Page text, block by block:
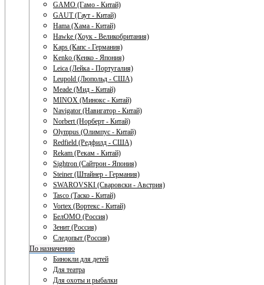
GAMO (Гамо - Китай)
GAUT (Гаут - Китай)
Hama (Хама - Китай)
Hawke (Хоук - Великобритания)
Kaps (Капс - Германия)
Kenko (Кенко - Япония)
Leica (Лейка - Португалия)
Leupold (Люпольд - США)
Meade (Мид - Китай)
MINOX (Минокс - Китай)
Navigator (Навигатор - Китай)
Norbert (Норберт - Китай)
Olympus (Олимпус - Китай)
Redfield (Редфилд - США)
Rekam (Рекам - Китай)
Sightron (Сайтрон - Япония)
Steiner (Штайнер - Германия)
SWAROVSKI (Сваровски - Австрия)
Tasco (Таско - Китай)
Vortex (Вортекс - Китай)
БелОМО (Россия)
Зенит (Россия)
Следопыт (Россия)
По назначению
Бинокли для детей
Для театра
Для охоты и рыбалки